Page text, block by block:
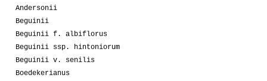
Andersonii
Beguinii
Beguinii f. albiflorus
Beguinii ssp. hintoniorum
Beguinii v. senilis
Boedekerianus